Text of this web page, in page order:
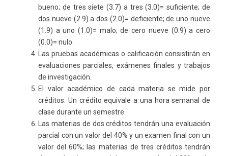
bueno; de tres siete (3.7) a tres (3.0)= suficiente; de
dos nueve (2.9) a dos (2.0)= deficiente; de uno nueve
(1.9) a uno (1.0)= malo; de cero nueve (0.9) a cero
(0.0)= nulo.
Las pruebas académicas o calificación consistirán en
evaluaciones parciales, exámenes finales y trabajos
de investigación.
El valor académico de cada materia se mide por
créditos. Un crédito equivale a una hora semanal de
clase durante un semestre.
Las materias de dos créditos tendrán una evaluación
parcial con un valor del 40% y un examen final con un
valor del 60%; las materias de tres créditos tendrán